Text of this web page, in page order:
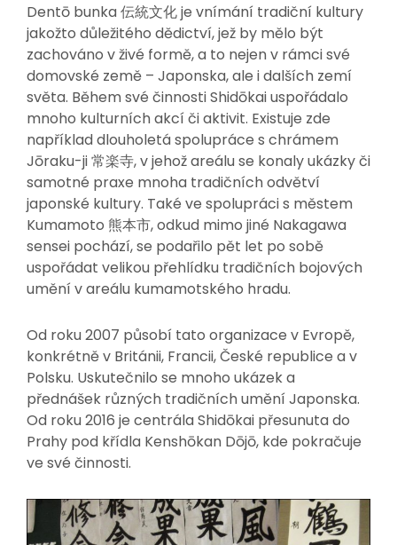
Dentō bunka 伝統文化 je vnímání tradiční kultury
jakožto důležitého dědictví, jež by mělo být
zachováno v živé formě, a to nejen v rámci své
domovské země – Japonska, ale i dalších zemí
světa. Během své činnosti Shidōkai uspořádalo
mnoho kulturních akcí či aktivit. Existuje zde
například dlouholetá spolupráce s chrámem
Jōraku-ji 常楽寺, v jehož areálu se konaly ukázky či
samotné praxe mnoha tradičních odvětví
japonské kultury. Také ve spolupráci s městem
Kumamoto 熊本市, odkud mimo jiné Nakagawa
sensei pochází, se podařilo pět let po sobě
uspořádat velikou přehlídku tradičních bojových
umění v areálu kumamotského hradu.
Od roku 2007 působí tato organizace v Evropě,
konkrétně v Británii, Francii, České republice a v
Polsku. Uskutečnilo se mnoho ukázek a
přednášek různých tradičních umění Japonska.
Od roku 2016 je centrála Shidōkai přesunuta do
Prahy pod křídla Kenshōkan Dōjō, kde pokračuje
ve své činnosti.